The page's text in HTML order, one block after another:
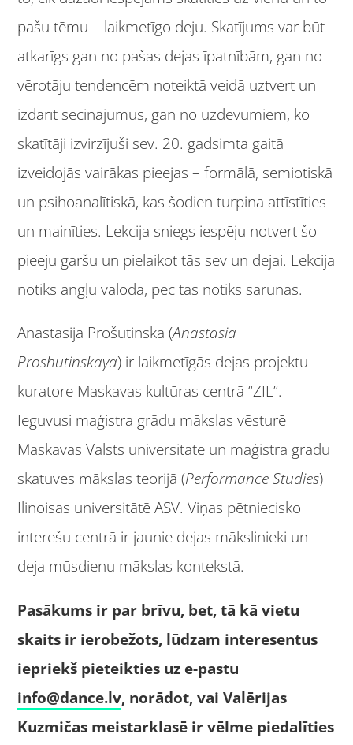
pašu tēmu – laikmetīgo deju. Skatījums var būt
atkarīgs gan no pašas dejas īpatnībām, gan no
vērotāju tendencēm noteiktā veidā uztvert un
izdarīt secinājumus, gan no uzdevumiem, ko
skatītāji izvirzījuši sev. 20. gadsimta gaitā
izveidojās vairākas pieejas – formālā, semiotiskā
un psihoanalītiskā, kas šodien turpina attīstīties
un mainīties. Lekcija sniegs iespēju notvert šo
pieeju garšu un pielaikot tās sev un dejai. Lekcija
notiks angļu valodā, pēc tās notiks sarunas.
Anastasija Prošutinska (Anastasia
Proshutinskaya) ir laikmetīgās dejas projektu
kuratore Maskavas kultūras centrā “ZIL”.
Ieguvusi maģistra grādu mākslas vēsturē
Maskavas Valsts universitātē un maģistra grādu
skatuves mākslas teorijā (Performance Studies)
Ilinoisas universitātē ASV. Viņas pētniecisko
interešu centrā ir jaunie dejas mākslinieki un
deja mūsdienu mākslas kontekstā.
Pasākums ir par brīvu, bet, tā kā vietu
skaits ir ierobežots, lūdzam interesentus
iepriekš pieteikties uz e-pastu
info@dance.lv, norādot, vai Valērijas
Kuzmičas meistarklasē ir vēlme piedalīties